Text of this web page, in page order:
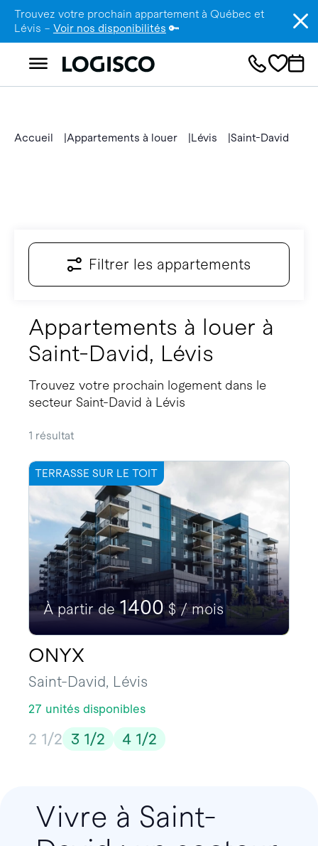
Trouvez votre prochain appartement à Québec et
Lévis – Voir nos disponibilités 🔑
Accueil Appartements à louer Lévis Saint-David
Filtrer les appartements
Appartements à louer à
Saint-David, Lévis
Trouvez votre prochain logement dans le
secteur Saint-David à Lévis
1 résultat
TERRASSE SUR LE TOIT
À partir de1400$ / mois
ONYX
Saint-David, Lévis
27 unités disponibles
2 1/2 3 1/2 4 1/2
Vivre à Saint-